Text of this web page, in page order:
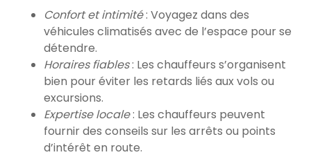
Confort et intimité: Voyagez dans des
véhicules climatisés avec de l’espace pour se
détendre.
Horaires fiables: Les chauffeurs s’organisent
bien pour éviter les retards liés aux vols ou
excursions.
Expertise locale: Les chauffeurs peuvent
fournir des conseils sur les arrêts ou points
d’intérêt en route.